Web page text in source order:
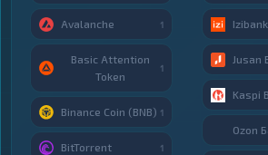
Avalanche 1
Basic Attention
Token
1
Binance Coin (BNB) 1
BitTorrent 1
Izibank
Jusan
Kaspi
Ozon